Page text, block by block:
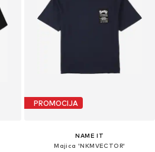
PROMOCIJA
NAME IT
Majica 'NKMVECTOR'